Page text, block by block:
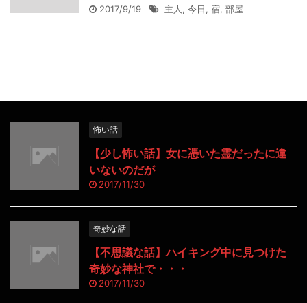
2017/9/19 主人 , 今日, 宿, 部屋
怖い話
【少し怖い話】女に憑いた霊だったに違
いないのだが
2017/11/30
奇妙な話
【不思議な話】ハイキング中に見つけた
奇妙な神社で・・・
2017/11/30